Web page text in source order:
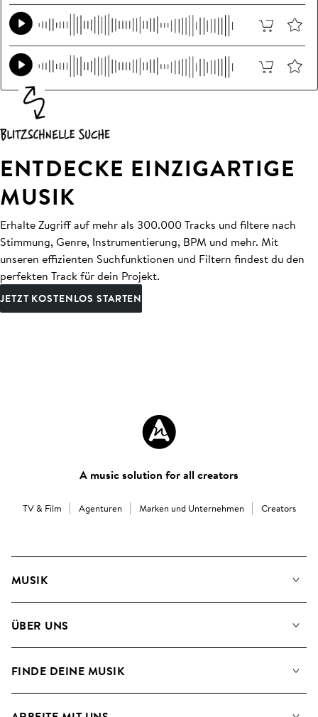
ENTDECKE EINZIGARTIGE
MUSIK
Erhalte Zugriff auf mehr als 300.000 Tracks und filtere nach
Stimmung, Genre, Instrumentierung, BPM und mehr. Mit
unseren effizienten Suchfunktionen und Filtern findest du den
perfekten Track für dein Projekt.
JETZT KOSTENLOS STARTEN
A music solution for all creators
TV & Film Agenturen Marken und Unternehmen Creators
MUSIK
Suche
ÜBER UNS
Blog
FINDE DEINE MUSIK